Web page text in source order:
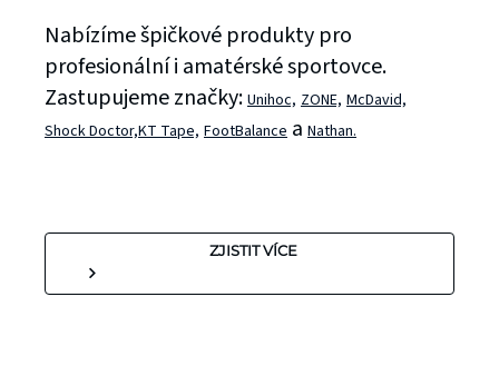
Nabízíme špičkové produkty pro
profesionální i amatérské sportovce.
Zastupujeme značky: Unihoc, ZONE, McDavid,
Shock Doctor,KT Tape, FootBalance a Nathan.
ZJISTIT VÍCE